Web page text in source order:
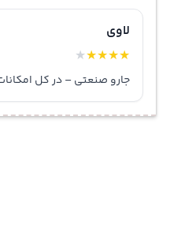
لاوی
★
★
★
★
★
جارو صنعتی – در کل